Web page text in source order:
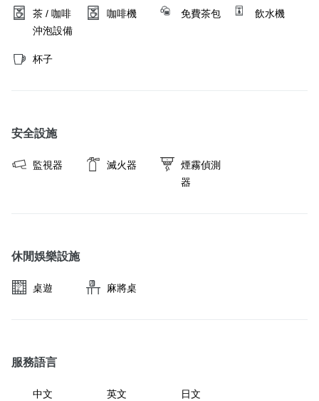
茶 / 咖啡
沖泡設備
咖啡機 免費茶包 飲水機
杯子
安全設施
監視器 滅火器
煙霧偵測
器
休閒娛樂設施
桌遊 麻將桌
服務語言
中文 英文 日文